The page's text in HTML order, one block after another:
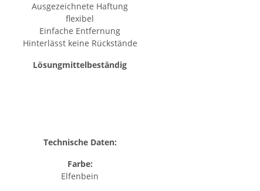
Ausgezeichnete Haftung
flexibel
Einfache Entfernung
Hinterlässt keine Rückstände
Lösungmittelbeständig
Technische Daten:
Farbe:
Elfenbein